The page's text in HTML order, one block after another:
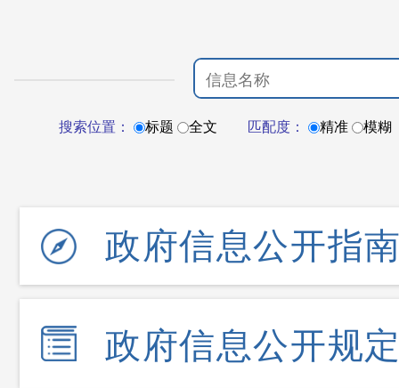
搜索位置： 标题 全文 匹配度： 精准 模糊
政府信息公开指
政府信息公开规